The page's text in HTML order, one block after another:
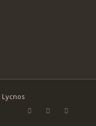
Lycnos